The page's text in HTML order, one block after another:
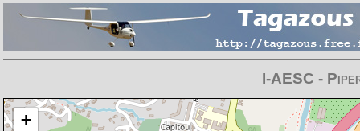
I-AESC -
Chargement de la carte en cours
+